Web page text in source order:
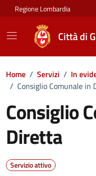
Vai ai contenuti
Vai al footer
Regione Lombardia
Città di
Home / Servizi / In
/ Consiglio Comunale in
Consiglio
Diretta
Servizio attivo